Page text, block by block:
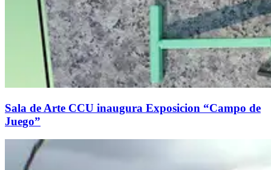
Sala de Arte CCU inaugura Exposicion “Campo de
Juego”